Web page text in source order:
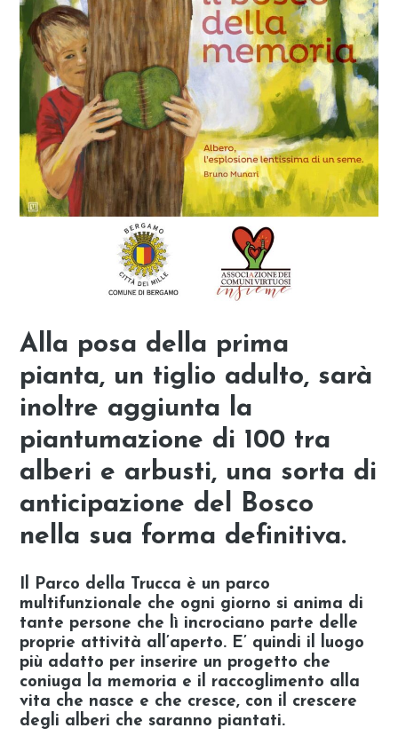
Alla posa della prima
pianta, un tiglio adulto, sarà
inoltre aggiunta la
piantumazione di 100 tra
alberi e arbusti, una sorta di
anticipazione del Bosco
nella sua forma definitiva.
Il Parco della Trucca è un parco
multifunzionale che ogni giorno si anima di
tante persone che lì incrociano parte delle
proprie attività all’aperto. E’ quindi il luogo
più adatto per inserire un progetto che
coniuga la memoria e il raccoglimento alla
vita che nasce e che cresce, con il crescere
degli alberi che saranno piantati.